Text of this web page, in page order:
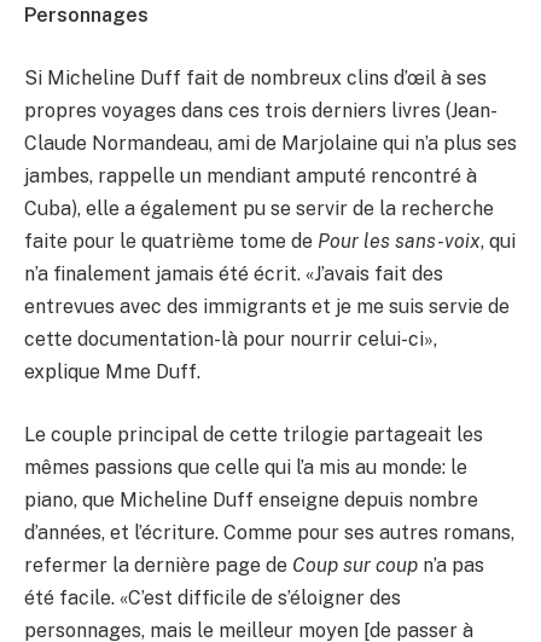
Personnages
Si Micheline Duff fait de nombreux clins d’œil à ses
propres voyages dans ces trois derniers livres (Jean-
Claude Normandeau, ami de Marjolaine qui n’a plus ses
jambes, rappelle un mendiant amputé rencontré à
Cuba), elle a également pu se servir de la recherche
faite pour le quatrième tome de Pour les sans-voix, qui
n’a finalement jamais été écrit. «J’avais fait des
entrevues avec des immigrants et je me suis servie de
cette documentation-là pour nourrir celui-ci»,
explique Mme Duff.
Le couple principal de cette trilogie partageait les
mêmes passions que celle qui l’a mis au monde: le
piano, que Micheline Duff enseigne depuis nombre
d’années, et l’écriture. Comme pour ses autres romans,
refermer la dernière page de Coup sur coup n’a pas
été facile. «C’est difficile de s’éloigner des
personnages, mais le meilleur moyen [de passer à